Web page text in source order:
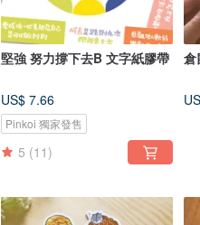
堅強 努力撐下去B 文字紙膠帶
US$ 7.66
Pinkoi 獨家發售
5 (11)
倉